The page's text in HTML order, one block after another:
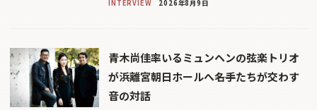
INTERVIEW 2026年8月9日
青木尚佳率いるミュンヘンの弦楽トリオ
が浜離宮朝日ホールへ――名手たちが交わす
音の対話